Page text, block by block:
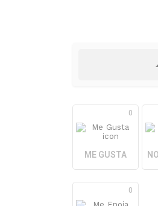
0
ME GUSTA
0